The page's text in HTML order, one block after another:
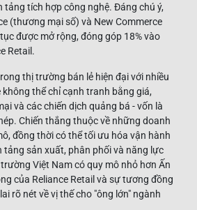
tảng tích hợp công nghệ. Đáng chú ý,
(thương mại số) và New Commerce
được mở rộng, đóng góp 18% vào
Retail.
thị trường bán lẻ hiện đại với nhiều
thể chỉ cạnh tranh bằng giá,
và các chiến dịch quảng bá - vốn là
Chiến thắng thuộc về những doanh
đồng thời có thể tối ưu hóa vận hành
tảng sản xuất, phân phối và năng lực
Việt Nam có quy mô nhỏ hơn Ấn
của Reliance Retail và sự tương đồng
rõ nét về vị thế cho "ông lớn" ngành